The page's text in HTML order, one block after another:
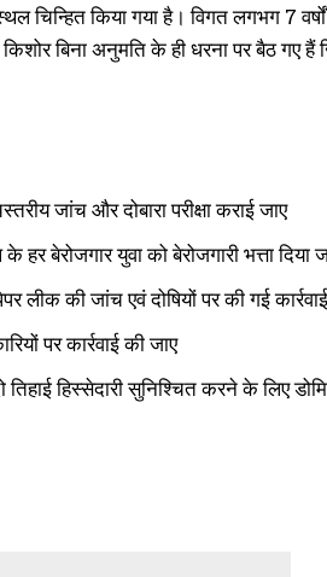
चिन्हित किया गया है। विगत लगभग 7
बिना अनुमति के ही धरना पर बैठ
जांच और दोबारा परीक्षा कराई जाए
युवा को बेरोजगारी भत्ता दिया
लीक की जांच एवं दोषियों पर की गई
पर कार्रवाई की जाए
हिस्सेदारी सुनिश्चित करने के लिए